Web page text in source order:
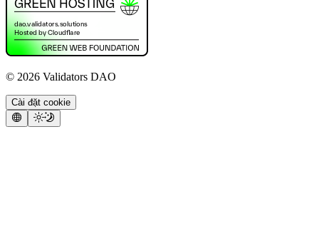
© 2026 Validators DAO
Cài đặt cookie